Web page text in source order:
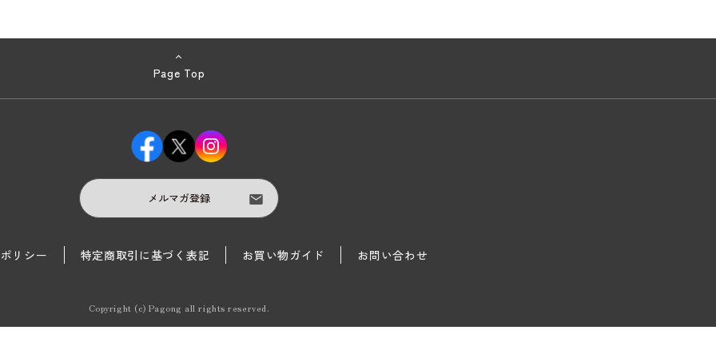
Page Top
メルマガ登録
リシー 特定商取引に基づく表記 お買い物ガイド お問い合わせ
Copyright (c) Pagong all rights reserved.